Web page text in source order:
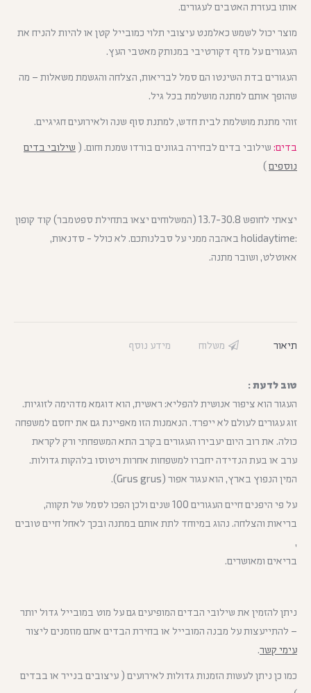
אותו בעזרת האטבים לעגורים.
מוצר יכול לשמש כאלמנט עיצובי תלוי כמובייל קטן או להיות להניח את
העגורים על מדף דקורטיבי במנותק מאטבי העץ.
העגורים בדת השינטו הם סמל לבריאות, הצלחה והגשמת משאלות – מה
שהופך אותם למתנה מושלמת בכל גיל.
זוהי מתנת מושלמת לבית חדש, למתנת סוף שנה ולאירועים חגיגיים.
בדים: שילובי בדים לבחירה בגוונים בורדו שמנת וחום. ( שילובי בדים
נוספים)
יצאתי לחופש 13.7-30.8 (המשלוחים יצאו בתחילת ספטמבר) קוד קופון
:holidaytime באהבה ממני על סבלנותכם. לא כולל - סדנאות,
אאוטלט, ושובר מתנה.
תיאור משלוח מידע נוסף
טוב לדעת :
העגור הוא ציפור אנושית להפליא: ראשית, הוא דוגמא מדהימה לזוגיות.
זוג עגורים לעולם לא ייפרד. הנאמנות הזו מאפיינת גם את יחסם למשפחה
כולה. את רוב היום יעבירו העגורים בקרב התא המשפחתי ורק לקראת
ערב או בעת הנדידה יחברו למשפחות אחרות ויטוסו בלהקות גדולות.
המין הנפוץ בארץ, הוא עגור אפור (Grus grus).
על פי היפנים חיים העגורים 100 שנים ולכן הפכו לסמל של תקווה,
בריאות והצלחה. נהוג במיוחד לתת אותם במתנה ובכך לאחל חיים טובים
,
בריאים ומאושרים.
ניתן להזמין את שילובי הבדים המופיעים גם על מוט במובייל גדול יותר
– להתייעצות על מבנה המובייל או בחירת הבדים אתם מוזמנים ליצור
עימי קשר.
כמו כן ניתן לעשות הזמנות גדולות לאירועים ( עיצובים בנייר או בבדים